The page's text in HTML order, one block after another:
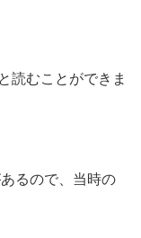
読むことができま
るので、当時の